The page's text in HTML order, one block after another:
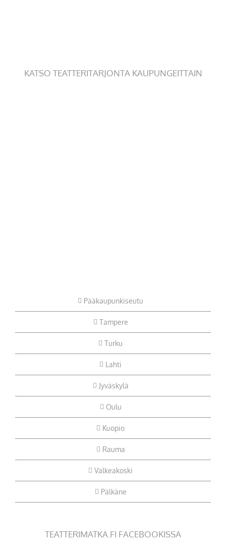
KATSO TEATTERITARJONTA KAUPUNGEITTAIN
Pääkaupunkiseutu
Tampere
Turku
Lahti
Jyväskylä
Oulu
Kuopio
Rauma
Valkeakoski
Pälkäne
TEATTERIMATKA.FI FACEBOOKISSA